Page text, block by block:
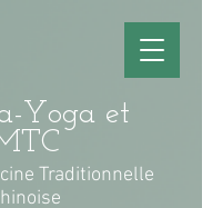
Yoga et
Traditionnelle